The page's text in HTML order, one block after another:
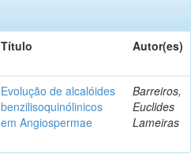
Título Autor(es)
Evolução de alcalóides
benzilisoquinólinicos
em Angiospermae
Barreiros,
Euclides
Lameiras